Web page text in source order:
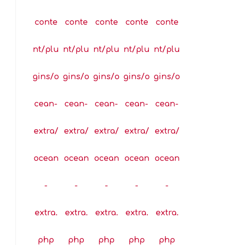
conte
nt/plu
gins/o
cean-
extra/
ocean
-
extra.
php
conte
nt/plu
gins/o
cean-
extra/
ocean
-
extra.
php
conte
nt/plu
gins/o
cean-
extra/
ocean
-
extra.
php
conte
nt/plu
gins/o
cean-
extra/
ocean
-
extra.
php
conte
nt/plu
gins/o
cean-
extra/
ocean
-
extra.
php